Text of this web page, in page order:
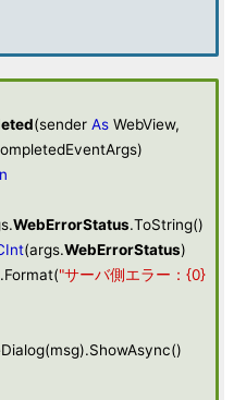
(sender As WebView,
WebErrorStatus.ToString()
(args.WebErrorStatus)
.Format("サーバ側エラー：{0}